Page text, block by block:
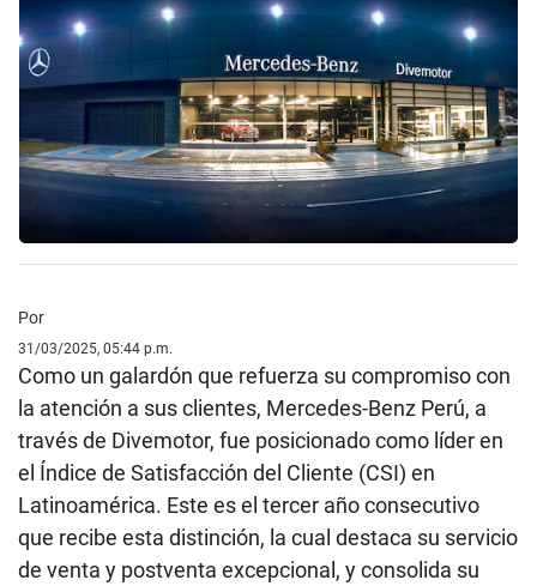
Por
31/03/2025, 05:44 p.m.
Como un galardón que refuerza su compromiso con
la atención a sus clientes, Mercedes-Benz Perú, a
través de Divemotor, fue posicionado como líder en
el Índice de Satisfacción del Cliente (CSI) en
Latinoamérica. Este es el tercer año consecutivo
que recibe esta distinción, la cual destaca su servicio
de venta y postventa excepcional, y consolida su